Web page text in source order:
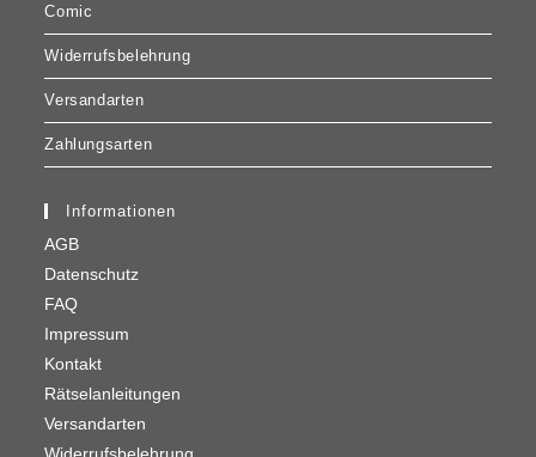
Comic
Widerrufsbelehrung
Versandarten
Zahlungsarten
Informationen
AGB
Datenschutz
FAQ
Impressum
Kontakt
Rätselanleitungen
Versandarten